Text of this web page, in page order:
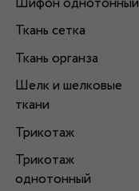
Ткань сетка
Ткань органза
Шелк и шелковые
ткани
Трикотаж
Трикотаж
однотонный